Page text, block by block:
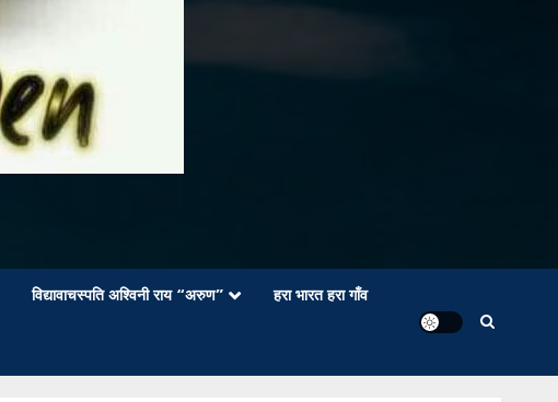
विद्यावाचस्पति अश्विनी राय “अरुण” हरा भारत हरा गाँव